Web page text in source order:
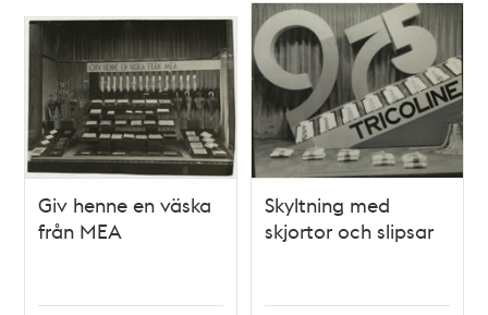
Giv henne en väska
från MEA
Skyltning med
skjortor och slipsar